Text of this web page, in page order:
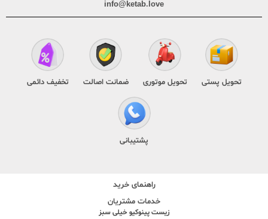
info@ketab.love
تحویل پستی تحویل موتوری ضمانت اصالت تخفیف دائمی
پشتیبانی
راهنمای خرید
خدمات مشتریان
زیست پینوکیو خیلی سبز